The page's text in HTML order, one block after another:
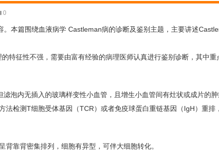
0
本篇围绕血液病学 Castleman病的诊断及鉴别主题，主要讲述
特征性不强，需要由富有经验的病理医师认真进行鉴别诊断，其中重
泡内无插入的玻璃样变性小血管，且增生小血管间有灶状或成片的
检测T细胞受体基因（TCR）或者免疫球蛋白重链基因（IgH）重排
靠背密集排列，细胞有异型，可伴大细胞转化。